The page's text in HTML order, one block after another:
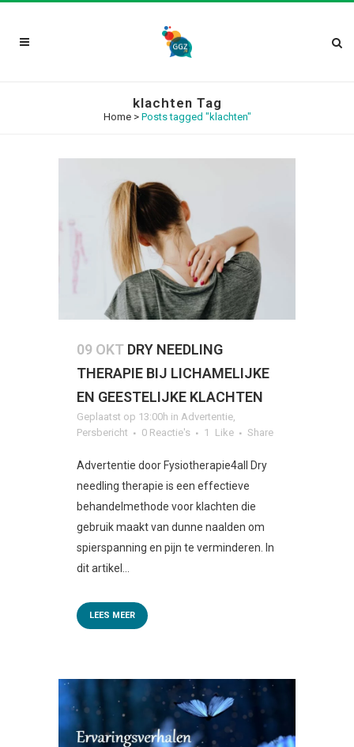
klachten Tag
Home> Posts tagged "klachten"
09 OKT DRY NEEDLING
THERAPIE BIJ LICHAMELIJKE
EN GEESTELIJKE KLACHTEN
Geplaatst op 13:00h in Advertentie,
Persbericht
0 Reactie's 1 Like Share
Advertentie door Fysiotherapie4all Dry
needling therapie is een effectieve
behandelmethode voor klachten die
gebruik maakt van dunne naalden om
spierspanning en pijn te verminderen. In
dit artikel...
LEES MEER